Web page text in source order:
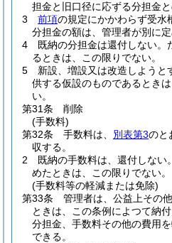
担金と旧口径に応ずる分担金と
3
前項の規定にかかわらず受水
分担金の額は、管理者が別に定
4
既納の分担金は還付しない。
るときは、この限りでない。
5
新設、増設又は改造しようと
供する仮設のものであるとき
い。
第31条
削除
(手数料)
第32条
手数料は、 別表第3のと
収する。
2
既納の手数料は、還付しない。
めたときは、この限りでない。
(手数料等の軽減または免除)
第33条
管理者は、公益上その
ときは、この条例によつて納
分担金、手数料その他の費用
できる。